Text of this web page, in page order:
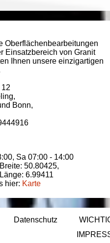
Oberflächenbearbeitungen
Einsatzbereich von Granit
Ihnen unsere einzigartigen
,
Bonn,
Sa 07:00 - 14:00
50.80425,
6.99411
hier: Karte
Datenschutz